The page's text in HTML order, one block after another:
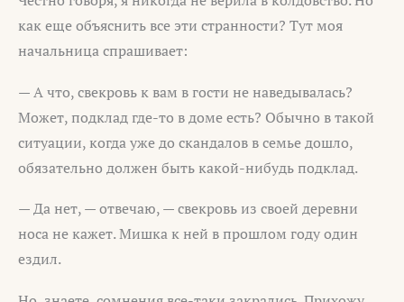
как еще объяснить все эти странности? Тут моя
начальница спрашивает:
— А что, свекровь к вам в гости не наведывалась?
Может, подклад где-то в доме есть? Обычно в такой
ситуации, когда уже до скандалов в семье дошло,
обязательно должен быть какой-нибудь подклад.
— Да нет, — отвечаю, — свекровь из своей деревни
носа не кажет. Мишка к ней в прошлом году один
ездил.